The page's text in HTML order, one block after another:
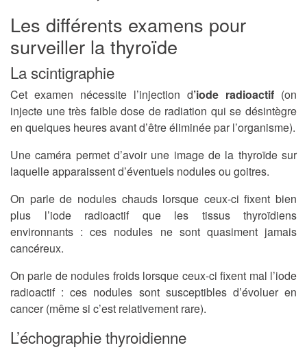
Les différents examens pour
surveiller la thyroïde
La scintigraphie
Cet examen nécessite l’injection d’iode radioactif (on
injecte une très faible dose de radiation qui se désintègre
en quelques heures avant d’être éliminée par l’organisme).
Une caméra permet d’avoir une image de la thyroïde sur
laquelle apparaissent d’éventuels nodules ou goitres.
On parle de nodules chauds lorsque ceux-ci fixent bien
plus l’iode radioactif que les tissus thyroïdiens
environnants : ces nodules ne sont quasiment jamais
cancéreux.
On parle de nodules froids lorsque ceux-ci fixent mal l’iode
radioactif : ces nodules sont susceptibles d’évoluer en
cancer (même si c’est relativement rare).
L’échographie thyroidienne